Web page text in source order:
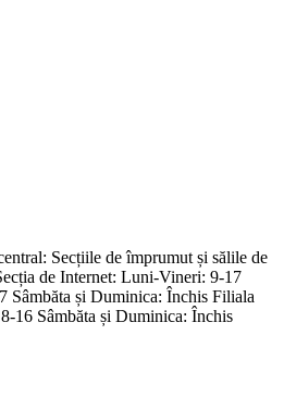
Secțiile de împrumut și sălile de
de Internet: Luni-Vineri: 9-17
Sâmbăta și Duminica: Închis Filiala
16 Sâmbăta și Duminica: Închis